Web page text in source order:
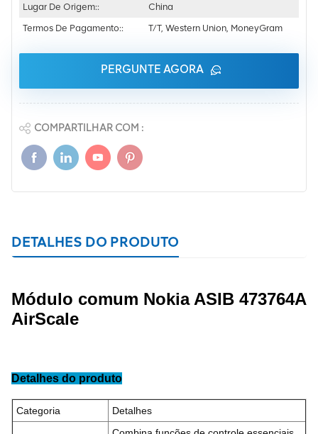
Lugar De Origem::
China
Termos De Pagamento::
T/T, Western Union, MoneyGram
PERGUNTE AGORA
COMPARTILHAR COM :
DETALHES DO PRODUTO
Módulo comum Nokia ASIB 473764A
AirScale
Detalhes do produto
Categoria
Detalhes